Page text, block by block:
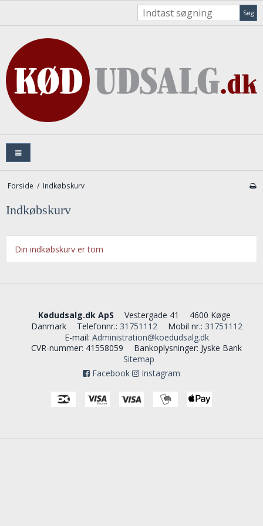
Søg
Forside / Indkøbskurv
Indkøbskurv
Din indkøbskurv er tom
Kødudsalg.dk ApS Vestergade 41
4600 Køge
Danmark
Telefonnr.: 31751112 Mobil nr.: 31751112
E-mail: Administration@koedudsalg.dk
CVR-nummer: 41558059 Bankoplysninger: Jyske Bank
Sitemap
Facebook
Instagram